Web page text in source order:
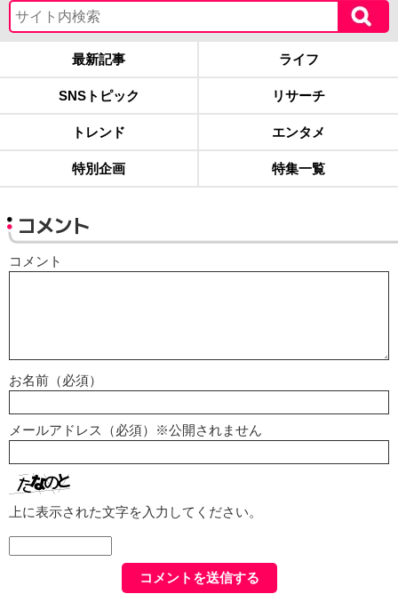
最新記事 ライフ
SNSトピック リサーチ
トレンド エンタメ
特別企画 特集一覧
コメント
コメント
お名前（必須）
メールアドレス（必須）※公開されません
上に表示された文字を入力してください。